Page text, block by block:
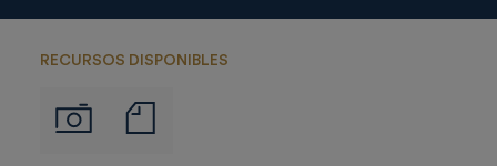
RECURSOS DISPONIBLES
Imágenes
de